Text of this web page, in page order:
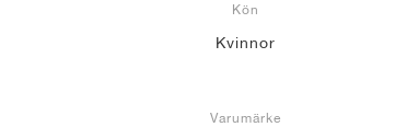
Kön
Kvinnor
Varumärke